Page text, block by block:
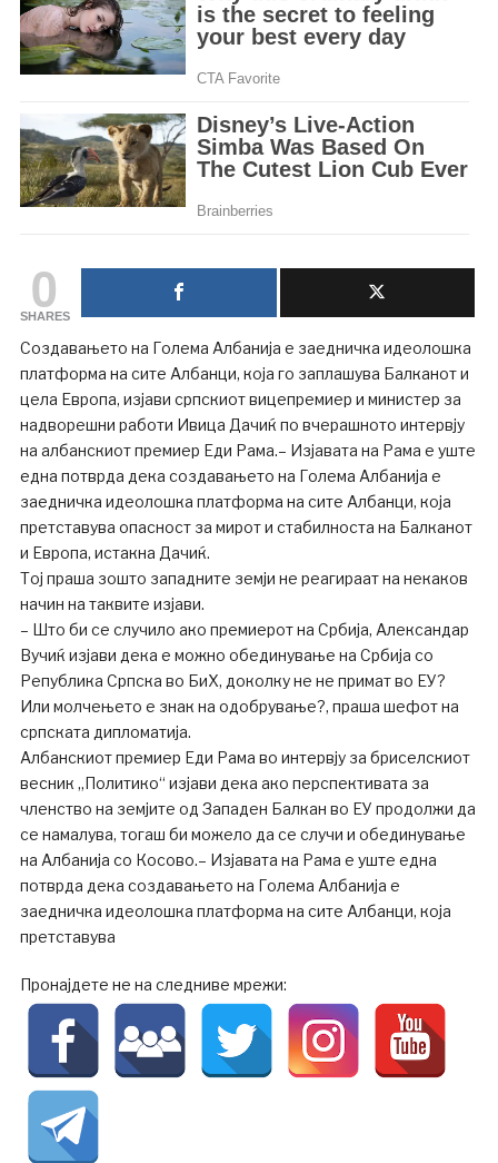
0
SHARES
Создавањето на Голема Албанија е заедничка идеолошка
платформа на сите Албанци, која го заплашува Балканот и
цела Европа, изјави српскиот вицепремиер и министер за
надворешни работи Ивица Дачиќ по вчерашното интервју
на албанскиот премиер Еди Рама.– Изјавата на Рама е уште
една потврда дека создавањето на Голема Албанија е
заедничка идеолошка платформа на сите Албанци, која
претставува опасност за мирот и стабилноста на Балканот
и Европа, истакна Дачиќ.
Тој праша зошто западните земји не реагираат на некаков
начин на таквите изјави.
– Што би се случило ако премиерот на Србија, Александар
Вучиќ изјави дека е можно обединување на Србија со
Република Српска во БиХ, доколку не не примат во ЕУ?
Или молчењето е знак на одобрување?, праша шефот на
српската дипломатија.
Албанскиот премиер Еди Рама во интервју за бриселскиот
весник „Политико“ изјави дека ако перспективата за
членство на земјите од Западен Балкан во ЕУ продолжи да
се намалува, тогаш би можело да се случи и обединување
на Албанија со Косово.– Изјавата на Рама е уште една
потврда дека создавањето на Голема Албанија е
заедничка идеолошка платформа на сите Албанци, која
претставува
Пронајдете не на следниве мрежи: